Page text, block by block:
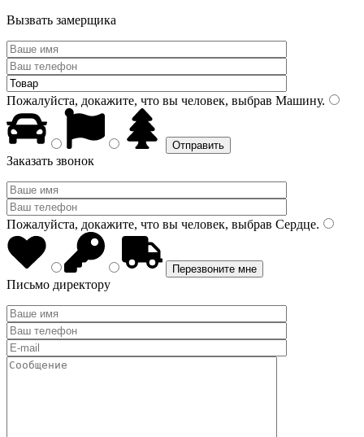
Вызвать замерщика
Пожалуйста, докажите, что вы человек, выбрав Машину.
Заказать звонок
Пожалуйста, докажите, что вы человек, выбрав Сердце.
Письмо директору